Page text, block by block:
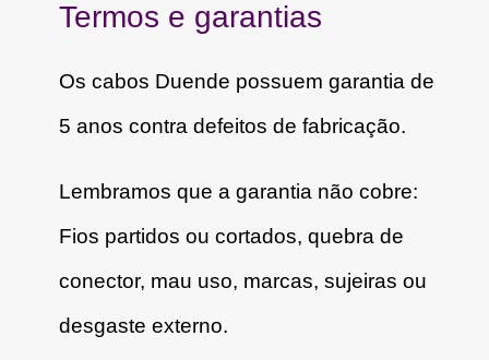
Termos e garantias
Os cabos Duende possuem garantia de
5 anos contra defeitos de fabricação.
Lembramos que a garantia não cobre:
Fios partidos ou cortados, quebra de
conector, mau uso, marcas, sujeiras ou
desgaste externo.